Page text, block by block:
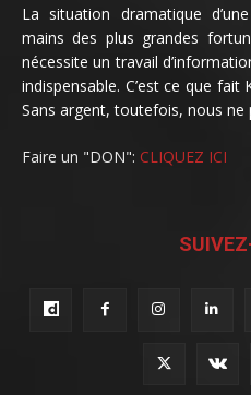
La situation dramatique
mains des plus grandes
nécessite un travail
indispensable. C’est ce que fait
Sans argent, toutefois, nous ne
Faire un "DON": CLIQUEZ ICI